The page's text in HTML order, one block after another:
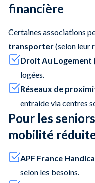
financière
Certaines associations
transporter(selon leur
Droit Au Logement
logées.
Réseaux de
entraide via centres
Pour les
mobilité
APF France
selon les besoins.